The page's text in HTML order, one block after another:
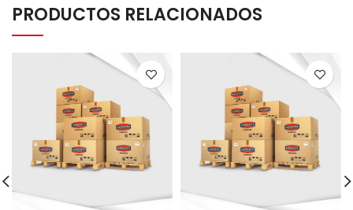
PRODUCTOS RELACIONADOS